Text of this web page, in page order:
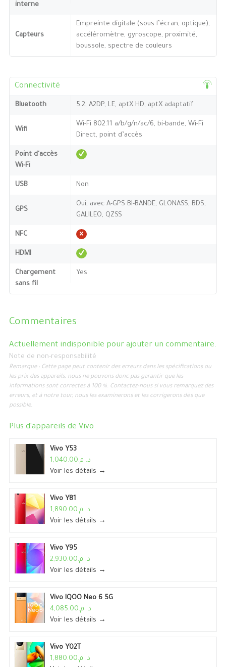
interne
Capteurs
Empreinte digitale (sous l’écran, optique),
accéléromètre, gyroscope, proximité,
boussole, spectre de couleurs
Connectivité
Bluetooth 5.2, A2DP, LE, aptX HD, aptX adaptatif
Wifi
Wi-Fi 802.11 a/b/g/n/ac/6, bi-bande, Wi-Fi
Direct, point d’accès
Point d'accès
Wi-Fi
USB Non
GPS
Oui, avec A-GPS BI-BANDE, GLONASS, BDS,
GALILEO, QZSS
NFC
HDMI
Chargement
sans fil
Yes
Commentaires
Actuellement indisponible pour ajouter un commentaire.
Note de non-responsabilité
Remarque : Cette page peut contenir des erreurs dans les spécifications ou
les prix des appareils, nous ne pouvons donc pas garantir que les
informations sont correctes à 100 %. Contactez-nous si vous remarquez des
erreurs, et à notre tour, nous les examinerons et les corrigerons dès que
possible.
Plus d'appareils de Vivo
Vivo Y53
د. م.1,040.00
Voir les détails →
Vivo Y81
د. م.1,890.00
Voir les détails →
Vivo Y95
د. م.2,930.00
Voir les détails →
Vivo IQOO Neo 6 5G
د. م.4,085.00
Voir les détails →
Vivo Y02T
د. م.1,880.00